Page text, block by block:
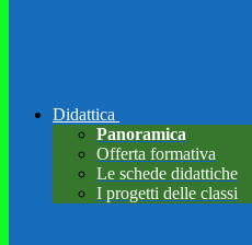
Didattica
Panoramica
Offerta formativa
Le schede didattiche
I progetti delle classi